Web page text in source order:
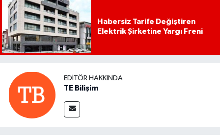
Habersiz Tarife Değiştiren
Elektrik Şirketine Yargı Freni
EDITÖR HAKKINDA
TE Bilişim